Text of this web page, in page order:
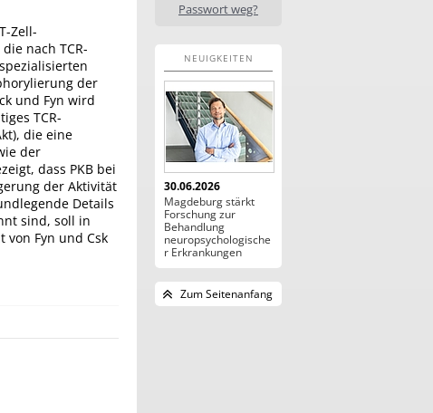
Zell-
nach TCR-
der
und Fyn wird
TCR-
die eine
der
dass PKB bei
der Aktivität
Details
sind, soll in
Fyn und Csk
Passwort weg?
NEUIGKEITEN
30.06.2026
Magdeburg stärkt
Forschung zur
Behandlung
neuropsychologische
r Erkrankungen
Zum Seitenanfang